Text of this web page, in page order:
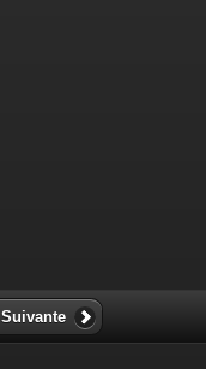
Suivante